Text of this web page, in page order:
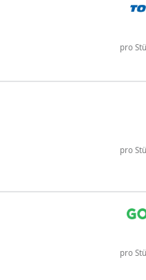
pro
pro
pro